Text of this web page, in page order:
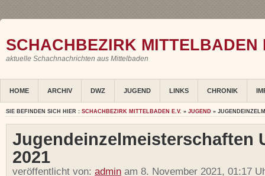
SCHACHBEZIRK MITTELBADEN
aktuelle Schachnachrichten aus Mittelbaden
HOME ARCHIV DWZ JUGEND LINKS CHRONIK
SIE BEFINDEN SICH HIER : SCHACHBEZIRK MITTELBADEN E.V. » JUGEND »
Jugendeinzelmeisterschaften
2021
veröffentlicht von: admin am 8. November 2021, 01:17